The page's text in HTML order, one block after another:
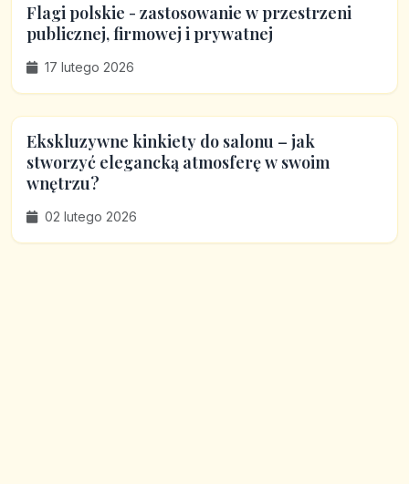
Flagi polskie - zastosowanie w przestrzeni
publicznej, firmowej i prywatnej
17 lutego 2026
Ekskluzywne kinkiety do salonu – jak
stworzyć elegancką atmosferę w swoim
wnętrzu?
02 lutego 2026